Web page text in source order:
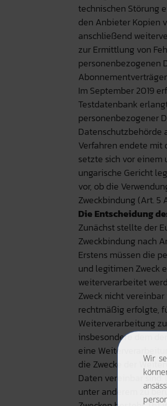
technischen Störung
den Anbieter Kopien
anschließend
zur Ermittlung von
personenbezogenen
Im September 2019
Testdatenbank
personenbezogener
Datenschutzbehörde
Verfahren endete mit
setzte sich vor einem
ungarische Gericht
vor, ob die
Zweckbindung (Art. 5
Die Entscheidung
Zunächst stellte der
Zweckbindung nach
Erstens müssen die
und legitimen Zweck
weiterverarbeitet
Zweck nicht
rechtmäßig erfolgte,
Weiterverarbeitung
insbesondere dem
eine
die Zwecke der
Daten vereinbar sind.
unter anderem zu